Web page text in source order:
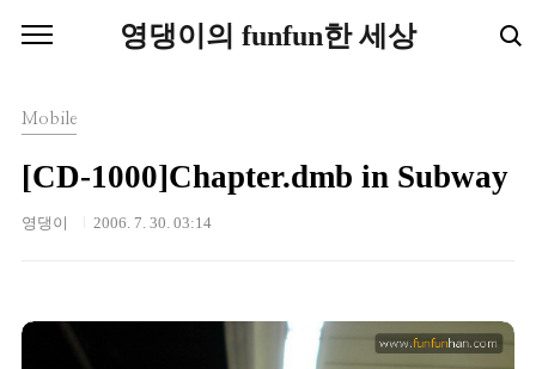
영댕이의 funfun한 세상
Mobile
[CD-1000]Chapter.dmb in Subway
영댕이 2006. 7. 30. 03:14